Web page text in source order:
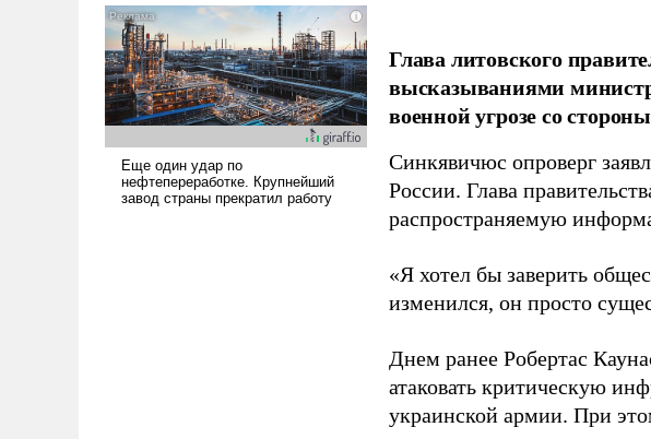
Сложившаяся ситуация
означает многолетний период
уязвимости США, например,
перед Китаем.
Глава литовского
высказываниями
военной угрозе со
Синкявичюс опроверг
России. Глава
распространяемую
«Я хотел бы заверить
изменился, он просто
Днем ранее Робертас
атаковать критическую
украинской армии. При